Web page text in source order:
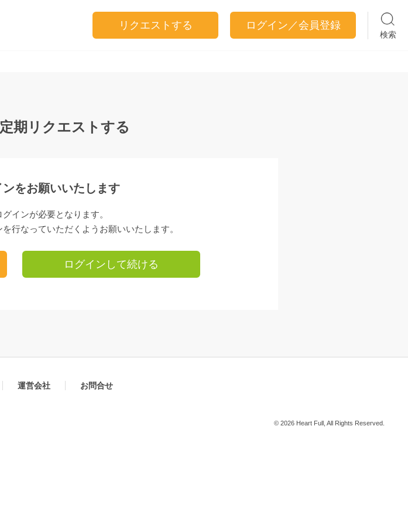
リクエストする ログイン／会員登録
検索
期リクエストする
をお願いいたします
インが必要となります。
行なっていただくようお願いいたします。
ログインして続ける
運営会社 お問合せ
© 2026 Heart Full, All Rights Reserved.